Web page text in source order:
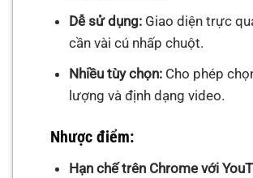
Dễ sử dụng:Giao diện trực
cần vài cú nhấp chuột.
Nhiều tùy chọn:Cho phép
lượng và định dạng video.
Nhược điểm:
Hạn chế trên Chrome với